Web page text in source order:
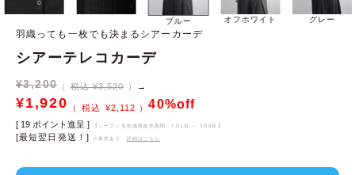
ブルー オフホワイト グレー
羽織っても一枚でも決まるシアーカーデ
シアーテレコカーデ
¥3,200 税込 ¥3,520 →
¥1,920 ¥2,112 40%off
[ 19 ポイント進呈 ] 【シーズン当初価格販売期間 7月1日 ～ 3月9日 】
[最短翌日発送！] ※条件あり、 詳細はこちら